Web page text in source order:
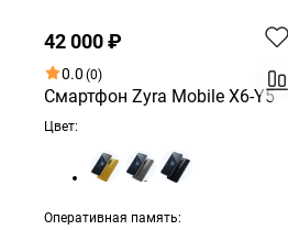
42 000 ₽
0.0 (0)
Смартфон Zyra Mobile X6-Y5
Цвет:
Оперативная память: